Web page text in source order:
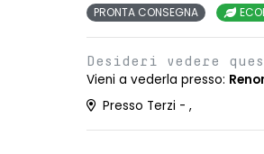
PRONTA CONSEGNA
Desideri vedere
Vieni a vederla presso:
Presso Terzi - ,